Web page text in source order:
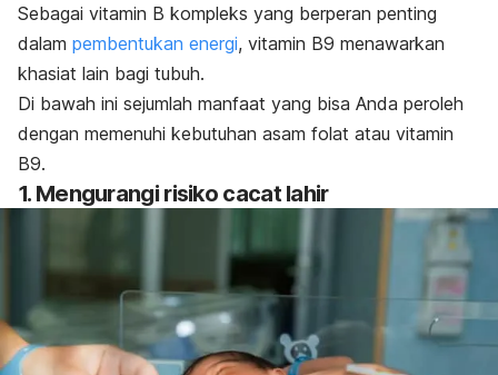
Sebagai vitamin B kompleks yang berperan penting
dalam pembentukan energi, vitamin B9 menawarkan
khasiat lain bagi tubuh.
Di bawah ini sejumlah manfaat yang bisa Anda peroleh
dengan memenuhi kebutuhan asam folat atau vitamin
B9.
1. Mengurangi risiko cacat lahir